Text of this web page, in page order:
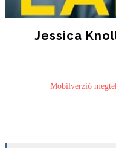
Jessica
Mobilverzió